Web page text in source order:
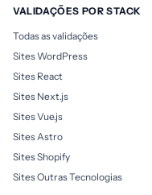
VALIDAÇÕES POR STACK
Todas as validações
Sites WordPress
Sites React
Sites Next.js
Sites Vue.js
Sites Astro
Sites Shopify
Sites Outras Tecnologias